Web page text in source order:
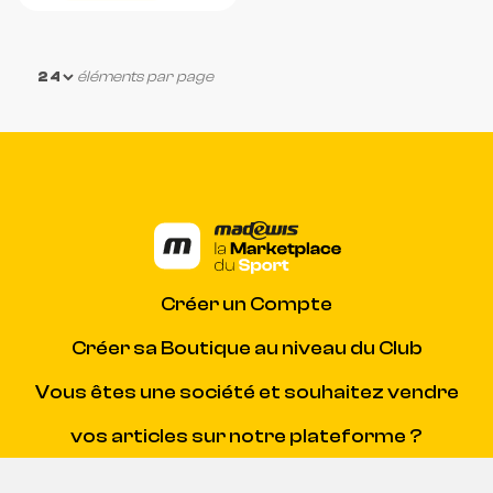
éléments par page
Créer un Compte
Créer sa Boutique au niveau du Club
Vous êtes une société et souhaitez vendre
vos articles sur notre plateforme ?